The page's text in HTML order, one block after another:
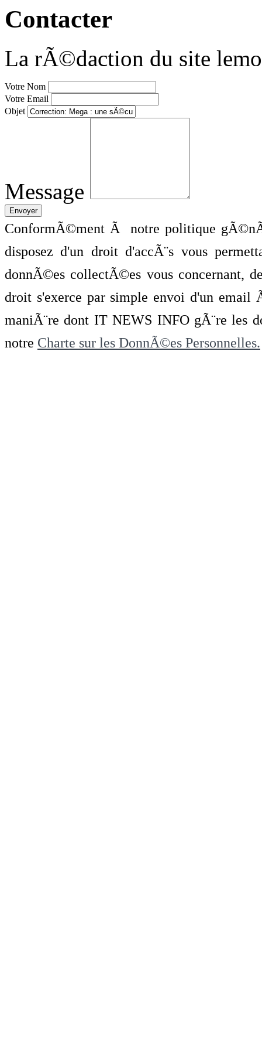
Contacter
La rÃ©daction du site
Votre Nom
Votre Email
Objet
Message
ConformÃ©ment Ã notre politique
disposez d'un droit d'accÃ¨s vous
donnÃ©es collectÃ©es vous concernant,
droit s'exerce par simple envoi d'un
maniÃ¨re dont IT NEWS INFO gÃ¨re les
notre Charte sur les DonnÃ©es Personnelles.